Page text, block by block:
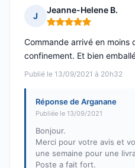
J
Jeanne-Helene B.
Note : 5 sur 5
Publié le 13/09/2021 à 20h32
Commande arrivé en moins
confinement. Et bien
Réponse de Arganane
Publiée le 13/09/2021
Bonjour.
Merci pour votre avis et
une semaine pour une
Poste a fait fort.